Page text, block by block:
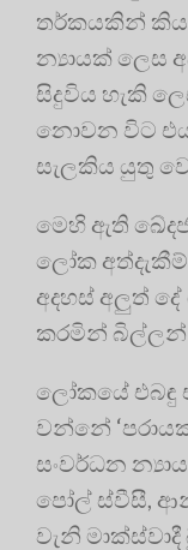
තර්කයකින්
න්‍යායක් ලෙස
සිදුවිය හැකි
නොවන විට එය
සැලකිය යුතු
මෙහි ඇති
ලෝක
අදහස් අලුත්
කරමින් බිල්ලන්
ලෝකයේ එබඳු
වන්නේ
සංවර්ධන
පෝල් ස්වීසී,
වැනි